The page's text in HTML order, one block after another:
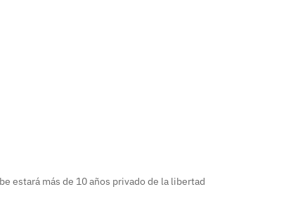
estará más de 10 años privado de la libertad